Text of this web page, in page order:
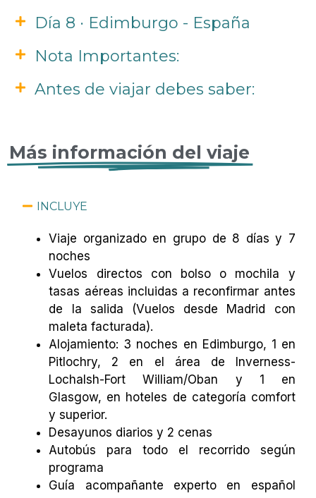
Día 8 · Edimburgo - España
Nota Importantes:
Antes de viajar debes saber:
Más información del viaje
INCLUYE
Viaje organizado en grupo de 8 días y 7
noches
Vuelos directos con bolso o mochila y
tasas aéreas incluidas a reconfirmar antes
de la salida (Vuelos desde Madrid con
maleta facturada).
Alojamiento: 3 noches en Edimburgo, 1 en
Pitlochry, 2 en el área de Inverness-
Lochalsh-Fort William/Oban y 1 en
Glasgow, en hoteles de categoría comfort
y superior.
Desayunos diarios y 2 cenas
Autobús para todo el recorrido según
programa
Guía acompañante experto en español